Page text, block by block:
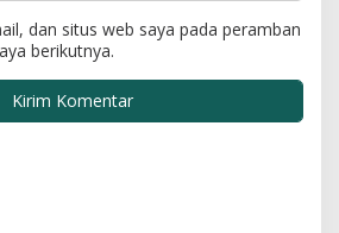
dan situs web saya pada peramban
berikutnya.